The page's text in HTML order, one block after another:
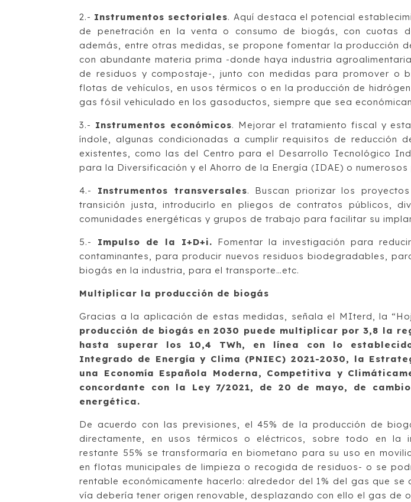
2.- Instrumentos sectoriales. Aquí destaca el potencial
de penetración en la venta o consumo de biogás, con cuotas
además, entre otras medidas, se propone fomentar la producción
con abundante materia prima -donde haya industria
de residuos y compostaje-, junto con medidas para promover o
flotas de vehículos, en usos térmicos o en la producción de
gas fósil vehiculado en los gasoductos, siempre que sea
3.- Instrumentos económicos. Mejorar el tratamiento fiscal y
índole, algunas condicionadas a cumplir requisitos de reducción
existentes, como las del Centro para el Desarrollo Tecnológico
para la Diversificación y el Ahorro de la Energía (IDAE) o
4.- Instrumentos transversales. Buscan priorizar los
transición justa, introducirlo en pliegos de contratos públicos,
comunidades energéticas y grupos de trabajo para facilitar su
5.- Impulso de la I+D+i. Fomentar la investigación para
contaminantes, para producir nuevos residuos biodegradables,
biogás en la industria, para el transporte…etc.
Multiplicar la producción de biogás
Gracias a la aplicación de estas medidas, señala el MIterd, la
producción de biogás en 2030 puede multiplicar por 3,8 la
hasta superar los 10,4 TWh, en línea con lo
Integrado de Energía y Clima (PNIEC) 2021-2030, la
una Economía Española Moderna, Competitiva y
concordante con la Ley 7/2021, de 20 de mayo, de
energética.
De acuerdo con las previsiones, el 45% de la producción de
directamente, en usos térmicos o eléctricos, sobre todo en la
restante 55% se transformaría en biometano para su uso en
en flotas municipales de limpieza o recogida de residuos- o se
rentable económicamente hacerlo: alrededor del 1% del gas que se
vía debería tener origen renovable, desplazando con ello el gas de